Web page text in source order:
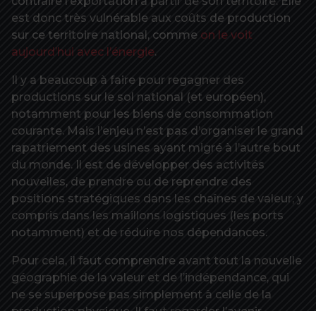
est donc très vulnérable aux coûts de production
sur ce territoire national, comme on le voit
aujourd’hui avec l’énergie.
Il y a beaucoup à faire pour regagner des
productions sur le sol national (et européen),
notamment pour les biens de consommation
courante. Mais l’enjeu n’est pas d’organiser le grand
rapatriement des usines ayant migré à l’autre bout
du monde. Il est de développer des activités
nouvelles, de prendre ou de reprendre des
positions stratégiques dans les chaînes de valeur, y
compris dans les maillons logistiques (les ports
notamment) et de réduire nos dépendances.
Pour cela, il faut comprendre avant tout la nouvelle
géographie de la valeur et de l’indépendance, qui
ne se superpose pas simplement à celle de la